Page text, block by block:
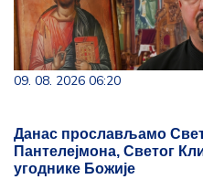
09. 08. 2026 06:20
Данас прослављамо
Пантелејмона, Светог
угоднике Божије